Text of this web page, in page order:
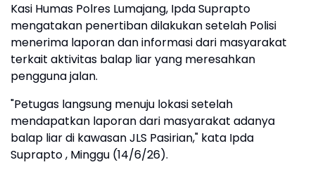
Kasi Humas Polres Lumajang, Ipda Suprapto
mengatakan penertiban dilakukan setelah Polisi
menerima laporan dan informasi dari masyarakat
terkait aktivitas balap liar yang meresahkan
pengguna jalan.
"Petugas langsung menuju lokasi setelah
mendapatkan laporan dari masyarakat adanya
balap liar di kawasan JLS Pasirian," kata Ipda
Suprapto , Minggu (14/6/26).